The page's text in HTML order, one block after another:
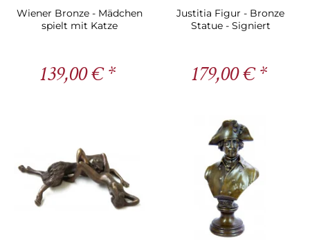
Wiener Bronze - Mädchen
spielt mit Katze
139,00 € *
Justitia Figur - Bronze
Statue - Signiert
179,00 € *